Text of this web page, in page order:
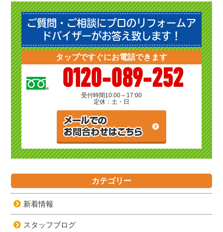
ご質問・ご相談にプロのリフォームア
ドバイザーがお答え致します！
タップですぐにお電話できます
0120-089-252
受付時間10:00～17:00
定休：土・日
カテゴリー
新着情報
スタッフブログ